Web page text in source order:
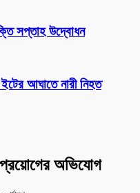
সপ্তাহ উদ্বোধন
আঘাতে নারী নিহত
প্রয়োগের অভিযোগ